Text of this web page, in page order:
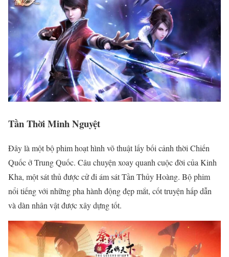
Tần Thời Minh Nguyệt
Đây là một bộ phim hoạt hình võ thuật lấy bối cảnh thời Chiến
Quốc ở Trung Quốc. Câu chuyện xoay quanh cuộc đời của Kinh
Kha, một sát thủ được cử đi ám sát Tần Thủy Hoàng. Bộ phim
nổi tiếng với những pha hành động đẹp mắt, cốt truyện hấp dẫn
và dàn nhân vật được xây dựng tốt.